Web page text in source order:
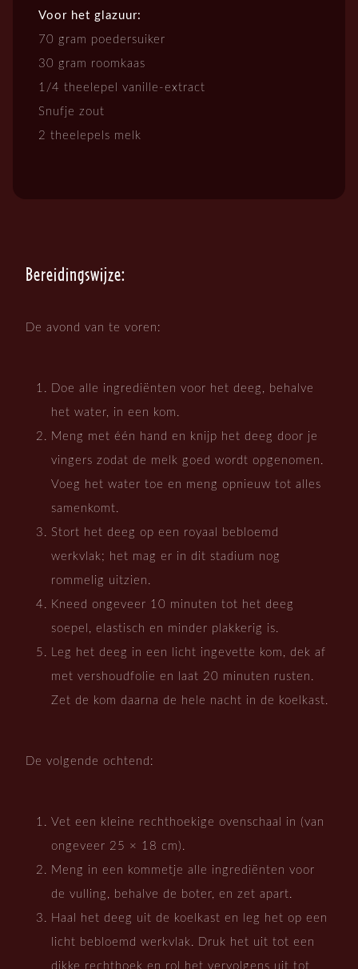
Voor het glazuur:
70 gram poedersuiker
30 gram roomkaas
1/4 theelepel vanille-extract
Snufje zout
2 theelepels melk
Bereidingswijze:
De avond van te voren:
Doe alle ingrediënten voor het deeg, behalve
het water, in een kom.
Meng met één hand en knijp het deeg door je
vingers zodat de melk goed wordt opgenomen.
Voeg het water toe en meng opnieuw tot alles
samenkomt.
Stort het deeg op een royaal bebloemd
werkvlak; het mag er in dit stadium nog
rommelig uitzien.
Kneed ongeveer 10 minuten tot het deeg
soepel, elastisch en minder plakkerig is.
Leg het deeg in een licht ingevette kom, dek af
met vershoudfolie en laat 20 minuten rusten.
Zet de kom daarna de hele nacht in de koelkast.
De volgende ochtend:
Vet een kleine rechthoekige ovenschaal in (van
ongeveer 25 × 18 cm).
Meng in een kommetje alle ingrediënten voor
de vulling, behalve de boter, en zet apart.
Haal het deeg uit de koelkast en leg het op een
licht bebloemd werkvlak. Druk het uit tot een
dikke rechthoek en rol het vervolgens uit tot